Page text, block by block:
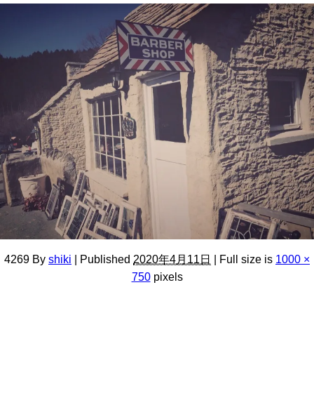
4269 By shiki Published 2020年4月11日 Full size is 1000 ×
750pixels